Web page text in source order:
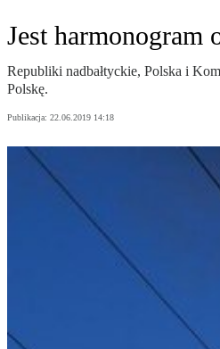
Jest harmonogram
Republiki nadbałtyckie, Polska i
Polskę.
Publikacja: 22.06.2019 14:18